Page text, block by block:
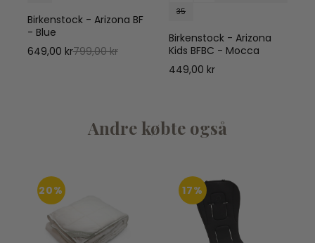
Birkenstock - Arizona BF
- Blue
649,00 kr799,00 kr
35
Birkenstock - Arizona
Kids BFBC - Mocca
449,00 kr
Andre købte også
20% 17%